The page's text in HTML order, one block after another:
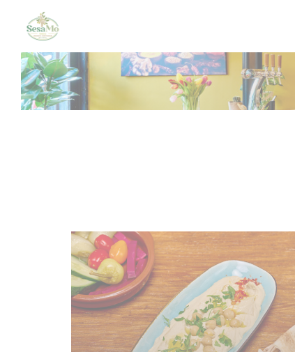
クッキー利用の管理について